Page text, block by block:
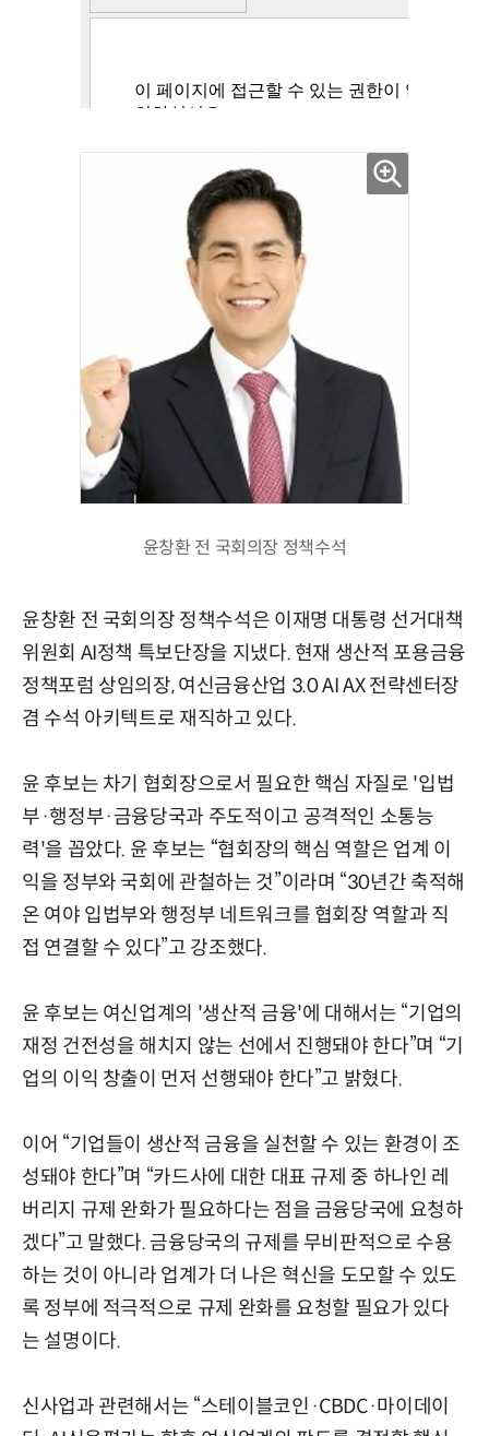
윤창환 전 국회의장 정책수석
윤창환 전 국회의장 정책수석은 이재명 대통령 선거대책
위원회 AI정책 특보단장을 지냈다. 현재 생산적 포용금융
정책포럼 상임의장, 여신금융산업 3.0 AI AX 전략센터장
겸 수석 아키텍트로 재직하고 있다.
윤 후보는 차기 협회장으로서 필요한 핵심 자질로 '입법
부·행정부·금융당국과 주도적이고 공격적인 소통능
력'을 꼽았다. 윤 후보는 “협회장의 핵심 역할은 업계 이
익을 정부와 국회에 관철하는 것”이라며 “30년간 축적해
온 여야 입법부와 행정부 네트워크를 협회장 역할과 직
접 연결할 수 있다”고 강조했다.
윤 후보는 여신업계의 '생산적 금융'에 대해서는 “기업의
재정 건전성을 해치지 않는 선에서 진행돼야 한다”며 “기
업의 이익 창출이 먼저 선행돼야 한다”고 밝혔다.
이어 “기업들이 생산적 금융을 실천할 수 있는 환경이 조
성돼야 한다”며 “카드사에 대한 대표 규제 중 하나인 레
버리지 규제 완화가 필요하다는 점을 금융당국에 요청하
겠다”고 말했다. 금융당국의 규제를 무비판적으로 수용
하는 것이 아니라 업계가 더 나은 혁신을 도모할 수 있도
록 정부에 적극적으로 규제 완화를 요청할 필요가 있다
는 설명이다.
신사업과 관련해서는 “스테이블코인·CBDC·마이데이